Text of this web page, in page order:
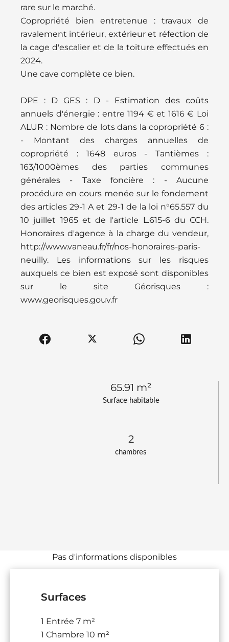
Surface habitable
65.91 m²
chambres
2
rare sur le marché.
Copropriété bien entretenue : travaux de
ravalement intérieur, extérieur et réfection de
la cage d'escalier et de la toiture effectués en
2024.
Une cave complète ce bien.
DPE : D GES : D - Estimation des coûts
annuels d'énergie : entre 1194 € et 1616 € Loi
ALUR : Nombre de lots dans la copropriété 6 :
- Montant des charges annuelles de
copropriété : 1648 euros - Tantièmes :
163/1000èmes des parties communes
générales - Taxe foncière : - Aucune
procédure en cours menée sur le fondement
des articles 29-1 A et 29-1 de la loi n°65.557 du
10 juillet 1965 et de l'article L.615-6 du CCH.
Honoraires d'agence à la charge du vendeur,
http://www.vaneau.fr/fr/nos-honoraires-paris-
neuilly. Les informations sur les risques
auxquels ce bien est exposé sont disponibles
sur le site Géorisques :
www.georisques.gouv.fr
Pas d'informations disponibles
Surfaces
1 Entrée 7 m²
1 Chambre 10 m²